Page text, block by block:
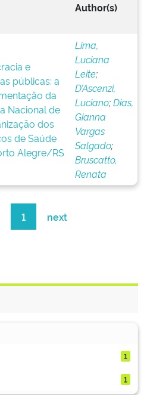
Author(s)
e
públicas: a
da
Nacional de
dos
de Saúde
Alegre/RS
Lima,
Luciana
Leite;
D’Ascenzi,
Luciano;Dias,
Gianna
Vargas
Salgado;
Bruscatto,
Renata
1 next
1
1